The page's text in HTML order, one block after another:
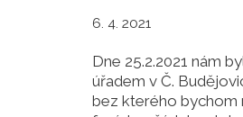
6. 4. 2021
Dne 25.2.2021 nám
úřadem v Č.
bez kterého bychom